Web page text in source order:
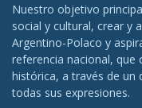
Nuestro objetivo
social y cultural, crear y
Argentino-Polaco y
referencia nacional, que
histórica, a través de un
todas sus expresiones.